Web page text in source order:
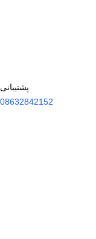
پشتیبانی
08632842152